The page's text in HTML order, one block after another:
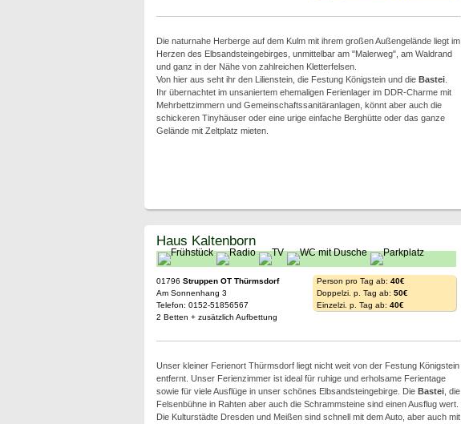
Die naturnahe Herberge auf dem Kulm mit ihrem großen Außengelände liegt im
Herzen des Elbsandsteingebirges, unmittelbar am "Malerweg", am Waldrand
und ganz in der Nähe von zahlreichen Kletterfelsen.
Von hier aus seht ihr den Lilienstein, die Festung Königstein und die Bastei.
Ihr übernachtet im unsaniertem ehemaligen Ferienlager im DDR-Charme mit
Mehrbettzimmern und Gemeinschaftssanitäranlagen, könnt aber auch die
schickeren Tinyhäuser oder eine urige einfache Berghütte oder das ganze
Gelände mit Zeltplatz mieten.
Haus Kaltenborn
01796 Struppen OT Thürmsdorf
Am Sonnenhang 3
Telefon: 0152-51856567
2 Betten + zusätzlich Aufbettung
Person pro Tag ab: 40€
Doppelzi. p. Tag ab: 50€
Einzelzi. p. Tag ab: 40€
Unser kleiner Ferienort Thürmsdorf liegt nicht weit von der Festung Königstein
entfernt. Unser Ferienzimmer ist ideal für ruhige und erholsame Ferientage
sowie für viele Ausflüge in unser schönes Elbsandsteingebirge. Die Bastei, die
Felsenbühne in Rahten aber auch die Schrammsteine sind einen Ausflug wert.
Die Kulturstädte Dresden und Meißen sind schnell mit dem Auto, aber auch mit